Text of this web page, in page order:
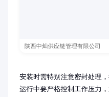
陕西中灿供应链管理有限公司
安装时需特别注意密封处理
运行中要严格控制工作压力